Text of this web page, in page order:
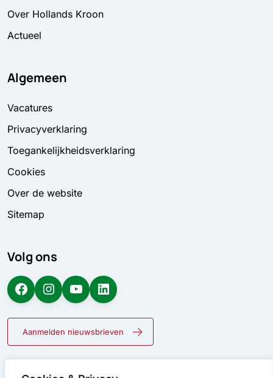
Over Hollands Kroon
Actueel
Algemeen
Vacatures
Privacyverklaring
Toegankelijkheidsverklaring
Cookies
Over de website
Sitemap
Volg ons
Facebook Instagram YouTube LinkedIn
Aanmelden nieuwsbrieven